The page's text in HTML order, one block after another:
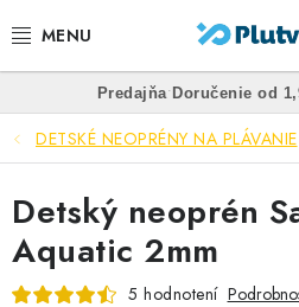
na
PLÁVANIE
ŠNORCHLOVANIE
FREEDIVING
SPEARFISHING
Predajňa• Doručenie od
DETSKÉ NEOPRÉNY NA PLÁVANIE
Detský neoprén
Aquatic 2mm
5 hodnotení